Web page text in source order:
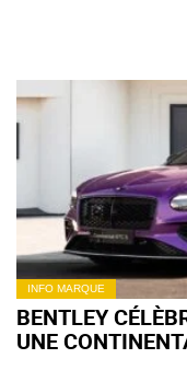
INFO MARQUE
BENTLEY
UNE